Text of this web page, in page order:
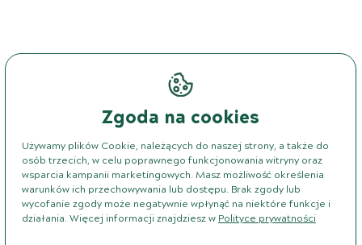
Zgoda na cookies
Używamy plików Cookie, należących do naszej strony, a także do
osób trzecich, w celu poprawnego funkcjonowania witryny oraz
wsparcia kampanii marketingowych. Masz możliwość określenia
warunków ich przechowywania lub dostępu. Brak zgody lub
wycofanie zgody może negatywnie wpłynąć na niektóre funkcje i
działania. Więcej informacji znajdziesz w Polityce prywatności